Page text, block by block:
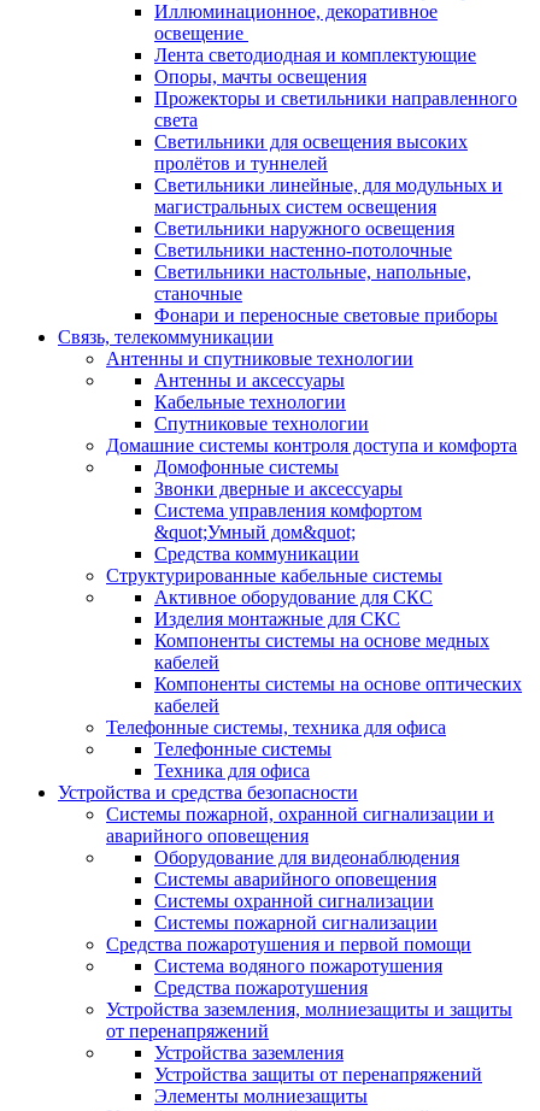
Иллюминационное, декоративное
освещение
Лента светодиодная и комплектующие
Опоры, мачты освещения
Прожекторы и светильники направленного
света
Светильники для освещения высоких
пролётов и туннелей
Светильники линейные, для модульных и
магистральных систем освещения
Светильники наружного освещения
Светильники настенно-потолочные
Светильники настольные, напольные,
станочные
Фонари и переносные световые приборы
Связь, телекоммуникации
Антенны и спутниковые технологии
Антенны и аксессуары
Кабельные технологии
Спутниковые технологии
Домашние системы контроля доступа и комфорта
Домофонные системы
Звонки дверные и аксессуары
Система управления комфортом
&quot;Умный дом&quot;
Средства коммуникации
Структурированные кабельные системы
Активное оборудование для СКС
Изделия монтажные для СКС
Компоненты системы на основе медных
кабелей
Компоненты системы на основе оптических
кабелей
Телефонные системы, техника для офиса
Телефонные системы
Техника для офиса
Устройства и средства безопасности
Системы пожарной, охранной сигнализации и
аварийного оповещения
Оборудование для видеонаблюдения
Системы аварийного оповещения
Системы охранной сигнализации
Системы пожарной сигнализации
Средства пожаротушения и первой помощи
Система водяного пожаротушения
Средства пожаротушения
Устройства заземления, молниезащиты и защиты
от перенапряжений
Устройства заземления
Устройства защиты от перенапряжений
Элементы молниезащиты